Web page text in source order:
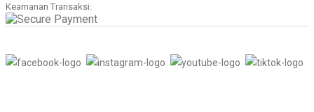
Keamanan Transaksi: